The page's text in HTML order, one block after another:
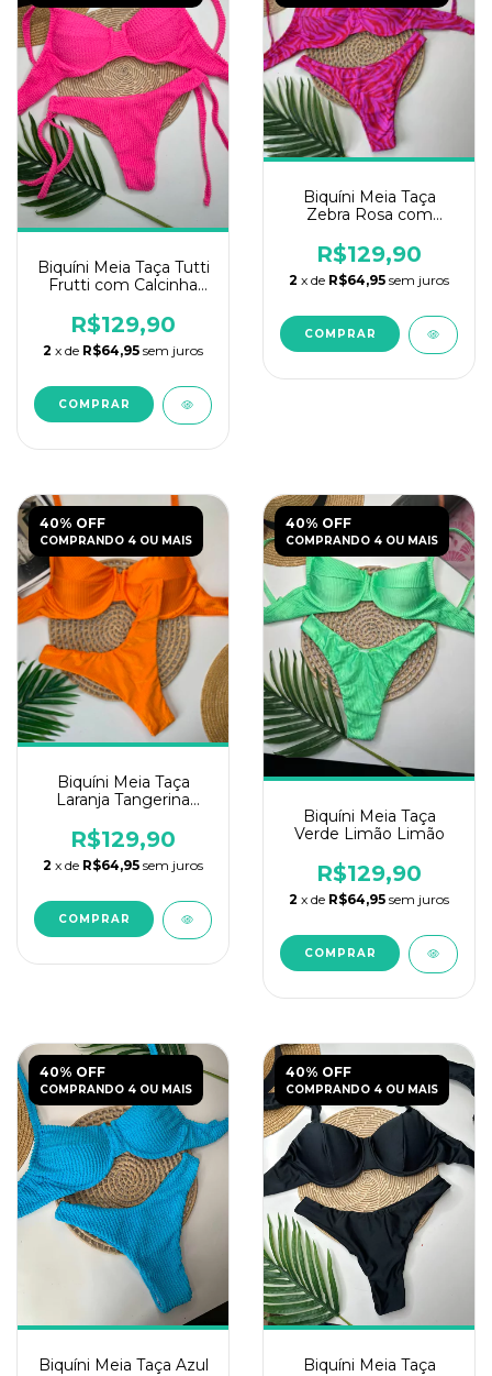
Biquíni Meia Taça Tutti
Frutti com Calcinha
R$129,90
2 x de R$64,95 sem juros
COMPRAR
Biquíni Meia Taça
Zebra Rosa com
R$129,90
2 x de R$64,95 sem juros
COMPRAR
40% OFF
COMPRANDO 4 OU MAIS
Biquíni Meia Taça
Laranja Tangerina
R$129,90
2 x de R$64,95 sem juros
COMPRAR
40% OFF
COMPRANDO 4 OU MAIS
Biquíni Meia Taça
Verde Limão Limão
R$129,90
2 x de R$64,95 sem juros
COMPRAR
40% OFF
COMPRANDO 4 OU MAIS
Biquíni Meia Taça Azul
40% OFF
COMPRANDO 4 OU MAIS
Biquíni Meia Taça